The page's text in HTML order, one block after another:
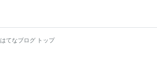
はてなブログ トップ